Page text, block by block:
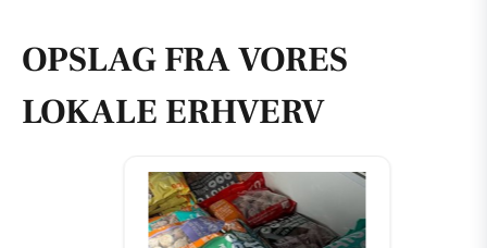
OPSLAG FRA VORES
LOKALE ERHVERV